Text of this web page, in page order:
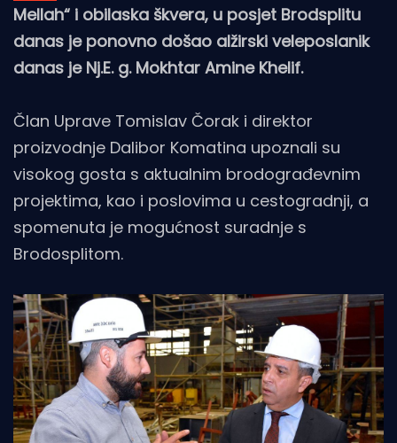
Mellah“ i obilaska škvera, u posjet Brodsplitu
danas je ponovno došao alžirski veleposlanik
danas je Nj.E. g. Mokhtar Amine Khelif.
Član Uprave Tomislav Čorak i direktor
proizvodnje Dalibor Komatina upoznali su
visokog gosta s aktualnim brodograđevnim
projektima, kao i poslovima u cestogradnji, a
spomenuta je mogućnost suradnje s
Brodosplitom.